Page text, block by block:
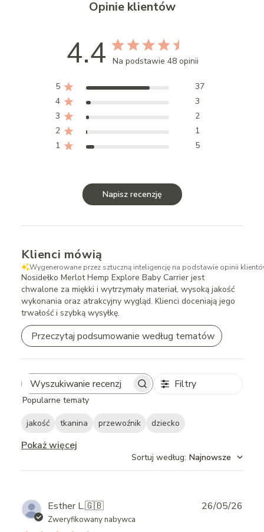
Opinie klientów
4.4 Na podstawie 48 opinii
5
37
4
3
3
2
2
1
1
5
Napisz recenzję
Klienci mówią
Wygenerowane przez sztuczną inteligencję na podstawie opinii
Nosidełko Merlot Hemp Explore Baby Carrier jest
chwalone za miękki i wytrzymały materiał, wysoką jakość
wykonania oraz atrakcyjny wygląd. Klienci doceniają jego
trwałość i szybką wysyłkę.
Przeczytaj podsumowanie według tematów
Search
reviews
Filtry
Popularne tematy
jakość tkanina przewoźnik dziecko
Pokaż więcej
Sortuj według: Najnowsze
Esther L.🇬🇧
Zweryfikowany nabywca
26/05/26